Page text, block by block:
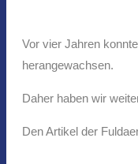
Vor vier Jahren
herangewachsen.
Daher haben wir
Den Artikel der